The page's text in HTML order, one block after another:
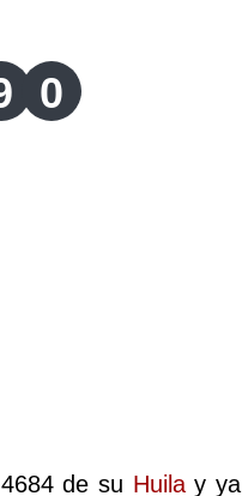
0
de su Huilay ya